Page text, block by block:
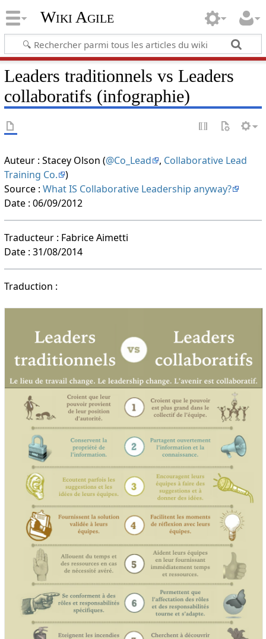
Wiki Agile
Leaders traditionnels vs Leaders
collaboratifs (infographie)
Auteur : Stacey Olson (@Co_Lead , Collaborative Lead
Training Co.
)
Source : What IS Collaborative Leadership anyway?
Date : 06/09/2012
Traducteur : Fabrice Aimetti
Date : 31/08/2014
Traduction :